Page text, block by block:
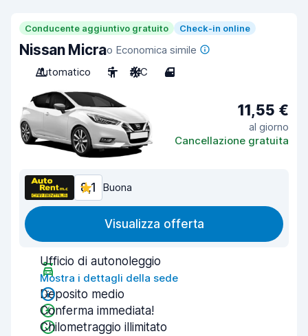
Conducente aggiuntivo gratuito Check-in online
Nissan Micrao Economica simile
Automatico
5 A/C 4
11,55 €
al giorno
Cancellazione gratuita
8,1 Buona
Visualizza offerta
Ufficio di autonoleggio
Mostra i dettagli della sede
Deposito medio
Conferma immediata!
Chilometraggio illimitato